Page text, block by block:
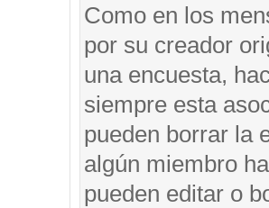
Como en los
por su creador
una encuesta,
siempre esta
pueden borrar la
algún miembro
pueden editar o